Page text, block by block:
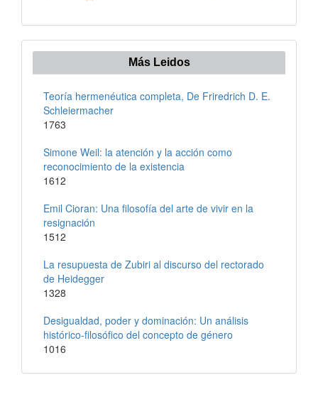
Más Leidos
Teoría hermenéutica completa, De Friredrich D. E.
Schleiermacher
1763
Simone Weil: la atención y la acción como
reconocimiento de la existencia
1612
Emil Cioran: Una filosofía del arte de vivir en la
resignación
1512
La resupuesta de Zubiri al discurso del rectorado
de Heidegger
1328
Desigualdad, poder y dominación: Un análisis
histórico-filosófico del concepto de género
1016